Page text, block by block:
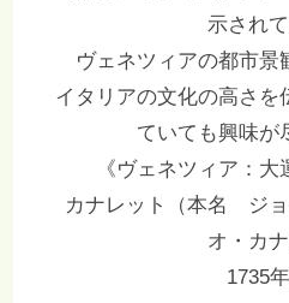
示され
ヴェネツィアの都市景
イタリアの文化の高さを
ていても興味が
《ヴェネツィア：大
カナレット（本名 ジ
オ・カナ
1735